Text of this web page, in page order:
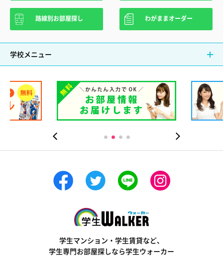
路線別お部屋探し わがままオーダー
学校メニュー
学生マンション・学生賃貸など、
学生専門お部屋探しなら学生ウォーカー